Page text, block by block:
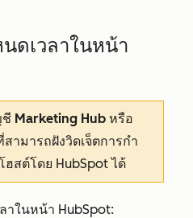
ดเวลาในหน้า
ชี Marketing Hub หรือ
สามารถฝังวิดเจ็ตการกำ
ฮสต์โดย HubSpot ได้
าในหน้า HubSpot: